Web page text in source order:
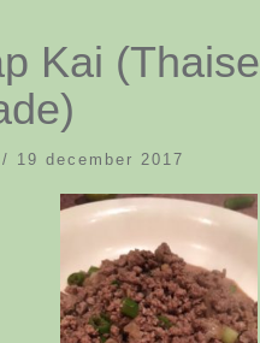
Kai (Thaise
/ 19 december 2017